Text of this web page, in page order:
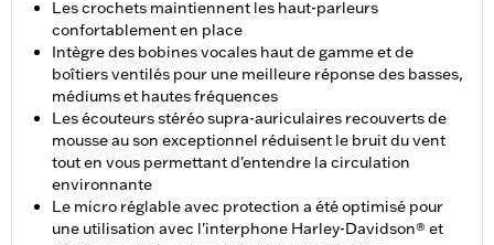
Les crochets maintiennent les haut-parleurs
confortablement en place
Intègre des bobines vocales haut de gamme et de
boîtiers ventilés pour une meilleure réponse des basses,
médiums et hautes fréquences
Les écouteurs stéréo supra-auriculaires recouverts de
mousse au son exceptionnel réduisent le bruit du vent
tout en vous permettant d'entendre la circulation
environnante
Le micro réglable avec protection a été optimisé pour
une utilisation avec l'interphone Harley-Davidson® et